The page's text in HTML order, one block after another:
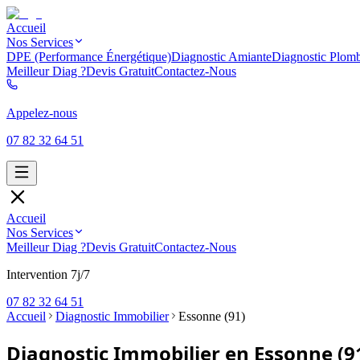
Accueil
Nos Services
DPE (Performance Énergétique)Diagnostic AmianteDiagnostic
Meilleur Diag ?Devis GratuitContactez-Nous
Appelez-nous
07 82 32 64 51
Accueil
Nos Services
Meilleur Diag ?Devis GratuitContactez-Nous
Intervention 7j/7
07 82 32 64 51
Accueil
Diagnostic Immobilier Essonne (91)
Diagnostic Immobilier en Essonne